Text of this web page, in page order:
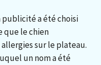
publicité a été choisi
que le chien
sur le plateau.
un nom a été